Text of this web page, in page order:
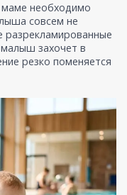
маме необходимо
совсем не
разрекламированные
захочет в
резко поменяется